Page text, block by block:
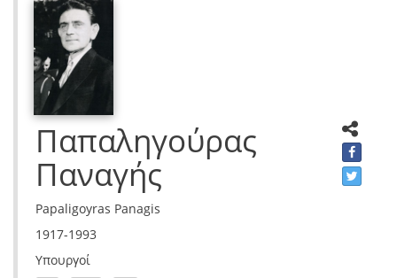
Παπαληγούρας
Παναγής
Papaligoyras Panagis
1917-1993
Υπουργοί